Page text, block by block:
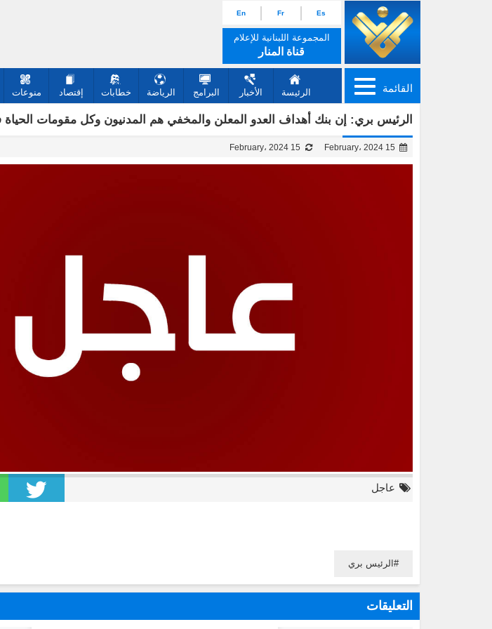
Es
Fr
En
المجموعة اللبنانية للإعلام
قناة المنار
القائمة الرئيسة الأخبار البرامج الرياضة خطابات إقتصاد منوعات
الرئيس بري: إن بنك أهداف العدو المعلن والمخفي هم المدنيون وكل مقومات الحياة
عاجل
الرئيس بري
التعليقات